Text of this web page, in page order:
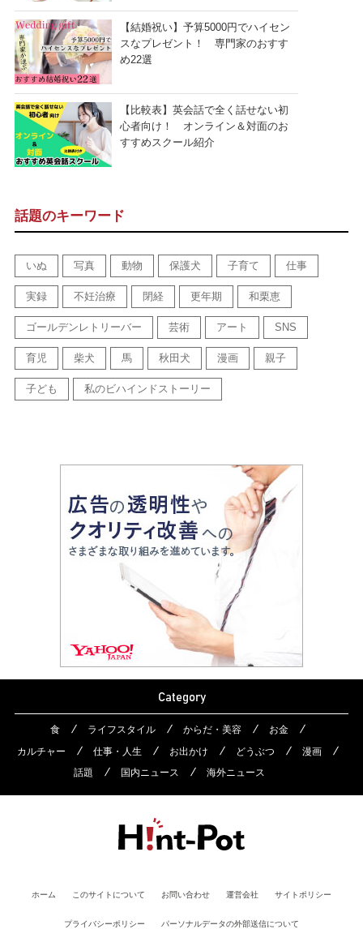
【結婚祝い】予算5000円でハイセン
スなプレゼント！ 専門家のおすす
め22選
【比較表】英会話で全く話せない初
心者向け！ オンライン＆対面のお
すすめスクール紹介
話題のキーワード
いぬ 写真 動物 保護犬 子育て 仕事
実録 不妊治療 閉経 更年期 和栗恵
ゴールデンレトリーバー 芸術 アート SNS
育児 柴犬 馬 秋田犬 漫画 親子
子ども 私のビハインドストーリー
Category
食 ライフスタイル からだ・美容
お金
カルチャー
仕事・人生 お出かけ どうぶつ
漫画
話題
国内ニュース 海外ニュース
ホーム このサイトについて お問い合わせ 運営会社 サイトポリシー
プライバシーポリシー パーソナルデータの外部送信について